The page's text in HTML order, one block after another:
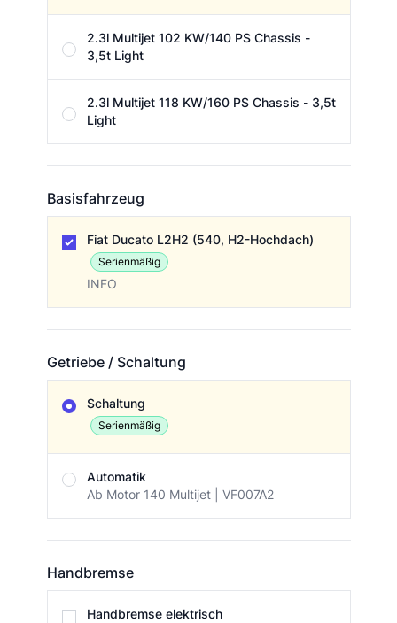
2.3l Multijet 102 KW/140 PS Chassis -
3,5t Light
2.3l Multijet 118 KW/160 PS Chassis - 3,5t
Light
Basisfahrzeug
Fiat Ducato L2H2 (540, H2-Hochdach)
Serienmäßig
INFO
Getriebe / Schaltung
Schaltung
Serienmäßig
Automatik
Ab Motor 140 Multijet | VF007A2
Handbremse
Handbremse elektrisch